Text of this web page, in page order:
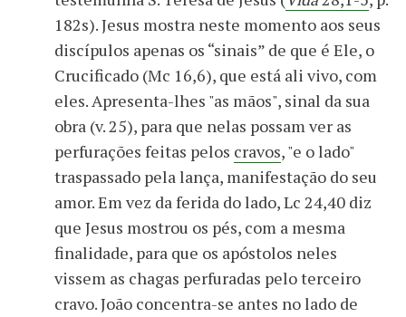
182s). Jesus mostra neste momento aos seus
discípulos apenas os “sinais” de que é Ele, o
Crucificado (Mc 16,6), que está ali vivo, com
eles. Apresenta-lhes "as mãos", sinal da sua
obra (v. 25), para que nelas possam ver as
perfurações feitas pelos cravos, "e o lado"
traspassado pela lança, manifestação do seu
amor. Em vez da ferida do lado, Lc 24,40 diz
que Jesus mostrou os pés, com a mesma
finalidade, para que os apóstolos neles
vissem as chagas perfuradas pelo terceiro
cravo. João concentra-se antes no lado de